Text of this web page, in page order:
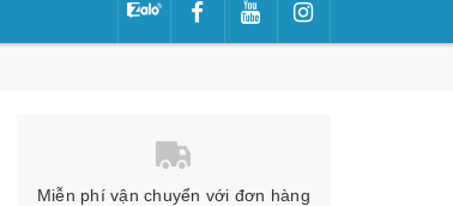
Miễn phí vận chuyển với đơn hàng